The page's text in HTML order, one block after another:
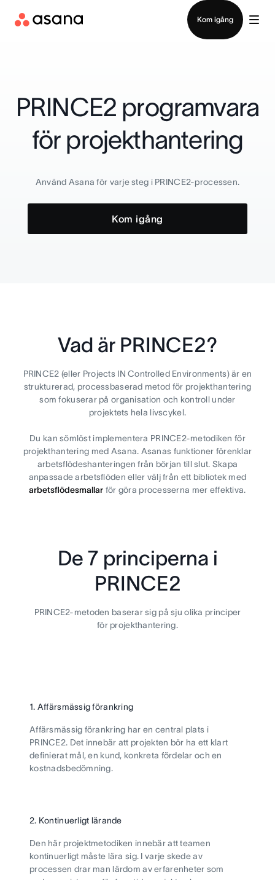
Kom igång
PRINCE2 programvara
för projekthantering
Använd Asana för varje steg i PRINCE2-processen.
Kom igång
Vad är PRINCE2?
PRINCE2 (eller Projects IN Controlled Environments) är en
strukturerad, processbaserad metod för projekthantering
som fokuserar på organisation och kontroll under
projektets hela livscykel.
Du kan sömlöst implementera PRINCE2-metodiken för
projekthantering med Asana. Asanas funktioner förenklar
arbetsflödeshanteringen från början till slut. Skapa
anpassade arbetsflöden eller välj från ett bibliotek med
arbetsflödesmallar för göra processerna mer effektiva.
De 7 principerna i
PRINCE2
PRINCE2-metoden baserar sig på sju olika principer
för projekthantering.
1. Affärsmässig förankring
Affärsmässig förankring har en central plats i
PRINCE2. Det innebär att projekten bör ha ett klart
definierat mål, en kund, konkreta fördelar och en
kostnadsbedömning.
2. Kontinuerligt lärande
Den här projektmetodiken innebär att teamen
kontinuerligt måste lära sig. I varje skede av
processen drar man lärdom av erfarenheter som